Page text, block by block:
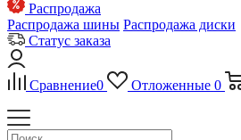
Распродажа
Распродажа шины Распродажа диски
Статус заказа
Сравнение0 Отложенные 0